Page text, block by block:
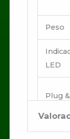
Peso
LED
Plug